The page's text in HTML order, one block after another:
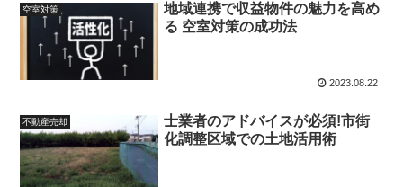
空室対策
地域連携で収益物件の魅力を高め
る 空室対策の成功法
2023.08.22
不動産売却
士業者のアドバイスが必須!市街
化調整区域での土地活用術